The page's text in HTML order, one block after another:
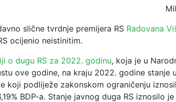
slične tvrdnje premijera RS Radovana
ocijenio neistinitim.
o dugu RS za 2022. godinu, koja je u
ove godine, na kraju 2022. godine stanje
koji podliježe zakonskom ograničenju
BDP-a. Stanje javnog duga RS iznosilo